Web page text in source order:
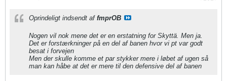
Oprindeligt indsendt af fmprOB
Nogen vil nok mene det er en erstatning for Skyttä. Men ja.
Det er forstærkninger på en del af banen hvor vi pt var godt
besat i forvejen
Men der skulle komme et par stykker mere i løbet af ugen så
man kan håbe at det er mere til den defensive del af banen